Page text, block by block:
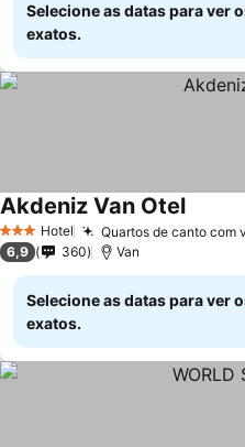
Selecione as datas para ver
exatos.
3 EstrelasHotel Quartos de canto com
Akdeniz Van OtelVer
6,9 360 Van
Selecione as datas para ver
exatos.